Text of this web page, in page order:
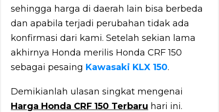
sehingga harga di daerah lain bisa berbeda
dan apabila terjadi perubahan tidak ada
konfirmasi dari kami. Setelah sekian lama
akhirnya Honda merilis Honda CRF 150
sebagai pesaing Kawasaki KLX 150.
Demikianlah ulasan singkat mengenai
Harga Honda CRF 150 Terbaru hari ini.